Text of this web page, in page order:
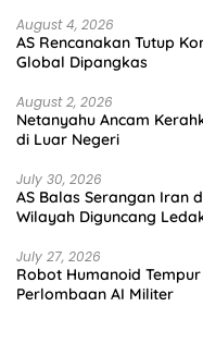
August 4, 2026
AS Rencanakan Tutup
Global Dipangkas
August 2, 2026
Netanyahu Ancam
di Luar Negeri
July 30, 2026
AS Balas Serangan Iran
Wilayah Diguncang
July 27, 2026
Robot Humanoid
Perlombaan AI Militer